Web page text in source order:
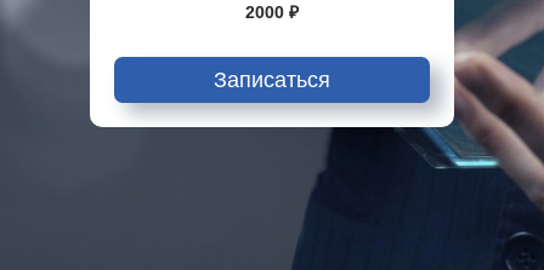
2000 ₽
Записаться